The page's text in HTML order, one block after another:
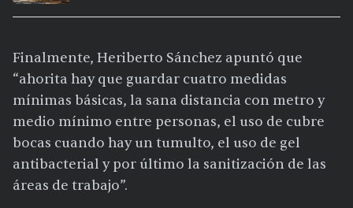
Finalmente, Heriberto Sánchez apuntó que
“ahorita hay que guardar cuatro medidas
mínimas básicas, la sana distancia con metro y
medio mínimo entre personas, el uso de cubre
bocas cuando hay un tumulto, el uso de gel
antibacterial y por último la sanitización de las
áreas de trabajo”.